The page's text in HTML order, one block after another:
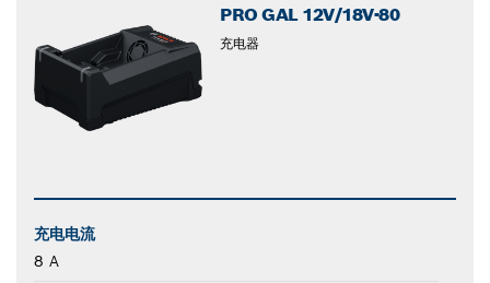
PRO GAL 12V/18V-80
充电器
充电电流
8 A